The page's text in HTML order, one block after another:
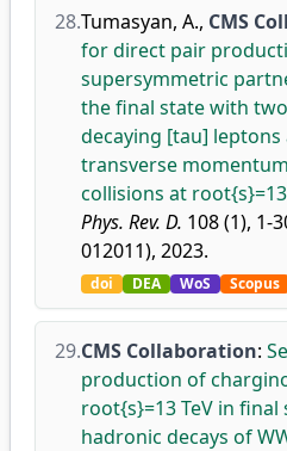
28.Tumasyan, A., CMS
for direct pair
supersymmetric
the final state with
decaying [tau] leptons
transverse
collisions at root{s}=13
Phys. Rev. D. 108 (1), 1-
012011), 2023.
doi DEA WoS Scopus
29.CMS Collaboration:
production of
root{s}=13 TeV in
hadronic decays of